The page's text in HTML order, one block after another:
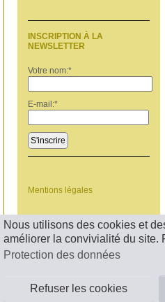
Nous utilisons des cookies et
améliorer la convivialité du site.
Protection des données
Refuser les cookies
INSCRIPTION À LA
NEWSLETTER
Votre nom:*
E-mail:*
S'inscrire
Mentions légales